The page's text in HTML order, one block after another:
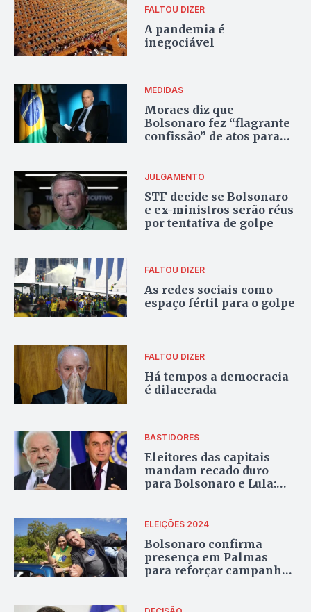
FALTOU DIZER
A pandemia é
inegociável
MEDIDAS
Moraes diz que
Bolsonaro fez “flagrante
confissão” de atos para
JULGAMENTO
STF decide se Bolsonaro
e ex-ministros serão réus
por tentativa de golpe
FALTOU DIZER
As redes sociais como
espaço fértil para o golpe
FALTOU DIZER
Há tempos a democracia
é dilacerada
BASTIDORES
Eleitores das capitais
mandam recado duro
para Bolsonaro e Lula:
ELEIÇÕES 2024
Bolsonaro confirma
presença em Palmas
para reforçar campanha